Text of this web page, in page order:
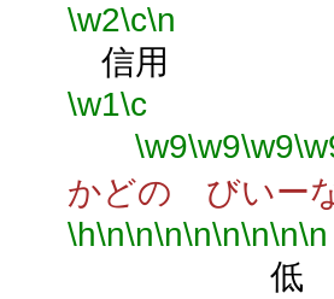
\w2\c\n
信用
\w1\c
\w9\w9\w9
かどの びいー
\h\n\n\n\n\n\n\n\n
低